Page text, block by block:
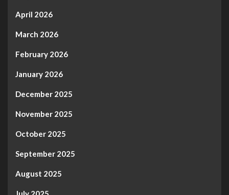
April 2026
March 2026
February 2026
January 2026
December 2025
November 2025
October 2025
September 2025
August 2025